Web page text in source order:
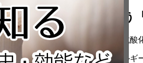
〇抗酸化物質不足を補う
私たちの体を疲れから守るには、抗酸
私達は酸素を吸収することでエネルギ